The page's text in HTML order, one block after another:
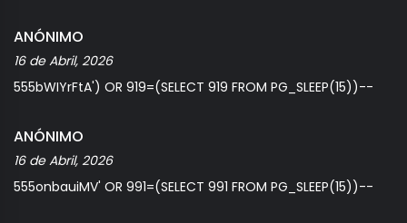
ANÓNIMO
16 de Abril, 2026
555bWIYrFtA') OR 919=(SELECT 919 FROM PG_SLEEP(15))--
ANÓNIMO
16 de Abril, 2026
555onbauiMV' OR 991=(SELECT 991 FROM PG_SLEEP(15))--